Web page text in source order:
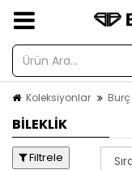
Koleksiyonlar
BILEKLIK
Filtrele